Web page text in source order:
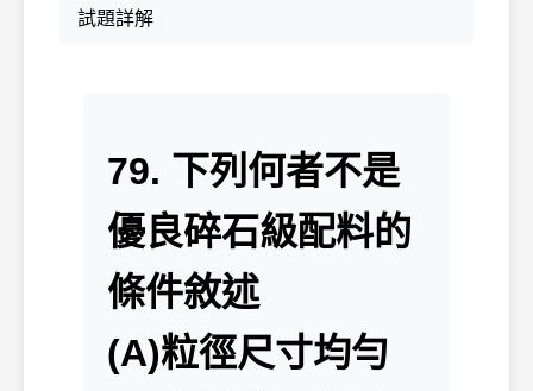
試題詳解
79. 下列何者不是
優良碎石級配料的
條件敘述
(A)粒徑尺寸均勻